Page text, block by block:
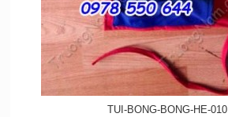
TUI-BONG-BONG-HE-010